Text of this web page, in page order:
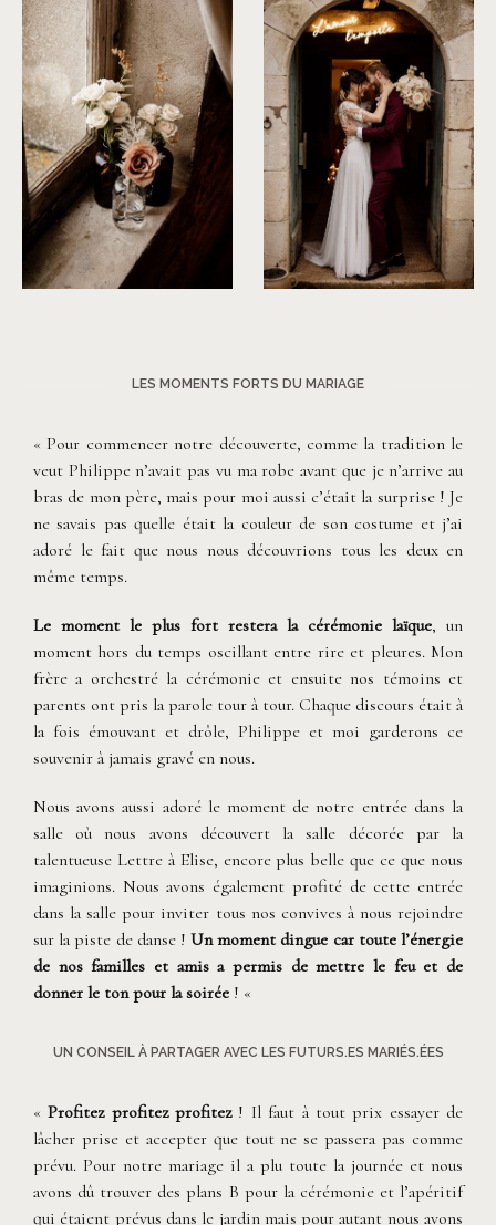
LES MOMENTS FORTS DU MARIAGE
« Pour commencer notre découverte, comme la tradition le
veut Philippe n’avait pas vu ma robe avant que je n’arrive au
bras de mon père, mais pour moi aussi c’était la surprise ! Je
ne savais pas quelle était la couleur de son costume et j’ai
adoré le fait que nous nous découvrions tous les deux en
même temps.
Le moment le plus fort restera la cérémonie laïque, un
moment hors du temps oscillant entre rire et pleures. Mon
frère a orchestré la cérémonie et ensuite nos témoins et
parents ont pris la parole tour à tour. Chaque discours était à
la fois émouvant et drôle, Philippe et moi garderons ce
souvenir à jamais gravé en nous.
Nous avons aussi adoré le moment de notre entrée dans la
salle où nous avons découvert la salle décorée par la
talentueuse Lettre à Elise, encore plus belle que ce que nous
imaginions. Nous avons également profité de cette entrée
dans la salle pour inviter tous nos convives à nous rejoindre
sur la piste de danse !Un moment dingue car toute l’énergie
de nos familles et amis a permis de mettre le feu et de
donner le ton pour la soirée ! «
UN CONSEIL À PARTAGER AVEC LES FUTURS.ES MARIÉS.ÉES
«Profitez profitez profitez! Il faut à tout prix essayer de
lâcher prise et accepter que tout ne se passera pas comme
prévu. Pour notre mariage il a plu toute la journée et nous
avons dû trouver des plans B pour la cérémonie et l’apéritif
qui étaient prévus dans le jardin mais pour autant nous avons